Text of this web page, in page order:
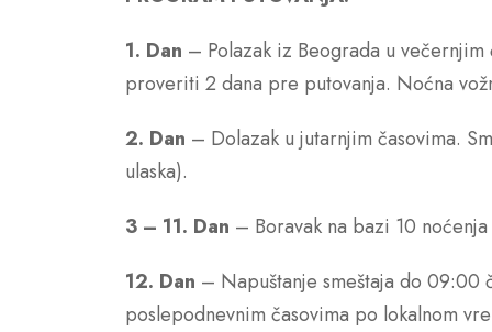
1. Dan – Polazak iz Beograda u
proveriti 2 dana pre putovanja. Noćna
2. Dan – Dolazak u jutarnjim časovima.
ulaska).
3 – 11. Dan – Boravak na bazi 10
12. Dan – Napuštanje smeštaja do 09:00
poslepodnevnim časovima po lokalnom